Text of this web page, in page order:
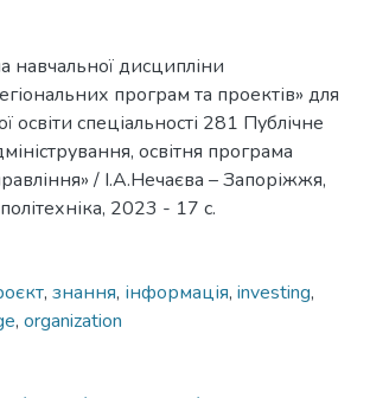
навчальної дисципліни
програм та проектів» для
освіти спеціальності 281 Публічне
освітня програма
/ І.А.Нечаєва – Запоріжжя,
2023 - 17 с.
, знання, інформація, investing,
, organization